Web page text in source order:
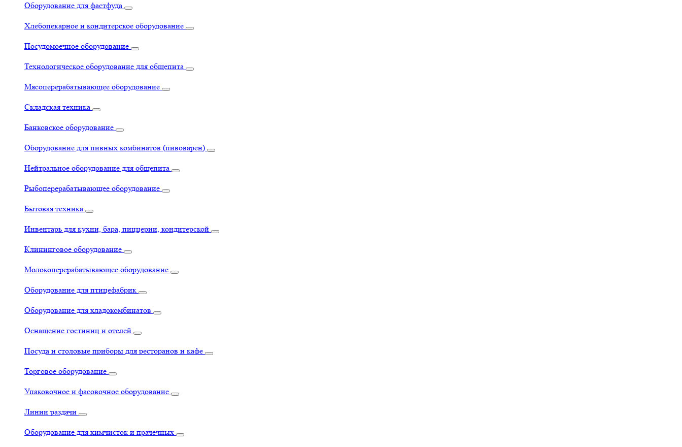
Оборудование для фастфуда
Хлебопекарное и кондитерское оборудование
Посудомоечное оборудование
Технологическое оборудование для общепита
Мясоперерабатывающее оборудование
Складская техника
Банковское оборудование
Оборудование для пивных комбинатов (пивоварен)
Нейтральное оборудование для общепита
Рыбоперерабатывающее оборудование
Бытовая техника
Инвентарь для кухни, бара, пиццерии, кондитерской
Клининговое оборудование
Молокоперерабатывающее оборудование
Оборудование для птицефабрик
Оборудование для хладокомбинатов
Оснащение гостиниц и отелей
Посуда и столовые приборы для ресторанов и кафе
Торговое оборудование
Упаковочное и фасовочное оборудование
Линии раздачи
Оборудование для химчисток и прачечных